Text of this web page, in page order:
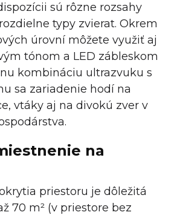
sú rôzne rozsahy
typy zvierat. Okrem
úrovní môžete využiť aj
tónom a LED zábleskom
kombináciu ultrazvuku s
sa zariadenie hodí na
vtáky aj na divokú zver v
na
priestoru je dôležitá
70 m² (v priestore bez